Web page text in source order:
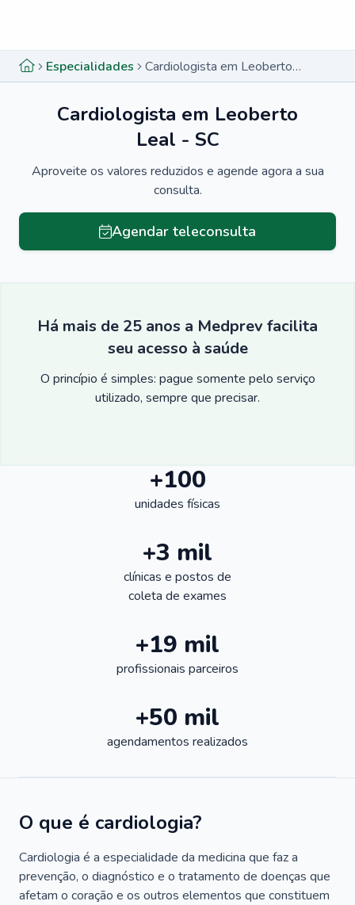
Especialidades Cardiologista em Leoberto Leal - SC
Cardiologista em Leoberto
Leal - SC
Aproveite os valores reduzidos e agende agora a sua
consulta.
Agendar teleconsulta
Há mais de 25 anos a Medprev facilita
seu acesso à saúde
O princípio é simples: pague somente pelo serviço
utilizado, sempre que precisar.
+100
unidades físicas
+3 mil
clínicas e postos de
coleta de exames
+19 mil
profissionais parceiros
+50 mil
agendamentos realizados
O que é cardiologia?
Cardiologia é a especialidade da medicina que faz a
prevenção, o diagnóstico e o tratamento de doenças que
afetam o coração e os outros elementos que constituem